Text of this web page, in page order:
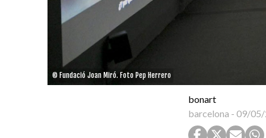
© Fundació Joan Miró. Foto Pep Herrero
bonart
barcelona - 09/